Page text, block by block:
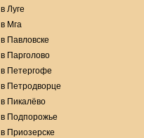
в Луге
в Мга
в Павловске
в Парголово
в Петергофе
в Петродворце
в Пикалёво
в Подпорожье
в Приозерске